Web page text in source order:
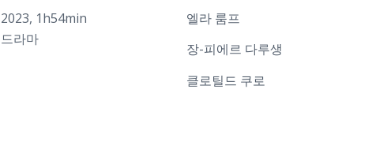
2023, 1h54min
드라마
엘라 룸프
장-피에르 다루생
클로틸드 쿠로